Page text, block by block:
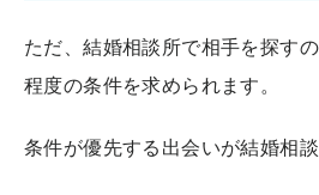
ただ、結婚相談所で相手を探す
程度の条件を求められます。
条件が優先する出会いが結婚相談